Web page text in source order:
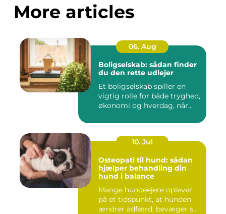
More articles
06. Aug
Boligselskab: sådan finder
du den rette udlejer
Et boligselskab spiller en
vigtig rolle for både tryghed,
økonomi og hverdag, når...
10. Jul
Osteopati til hund: sådan
hjælper behandling din
hund i balance
Mange hundeejere oplever
på et tidspunkt, at hunden
ændrer adfærd, bevæger s...